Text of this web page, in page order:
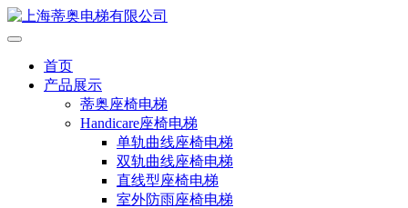
首页
产品展示
蒂奥座椅电梯
Handicare座椅电梯
单轨曲线座椅电梯
双轨曲线座椅电梯
直线型座椅电梯
室外防雨座椅电梯